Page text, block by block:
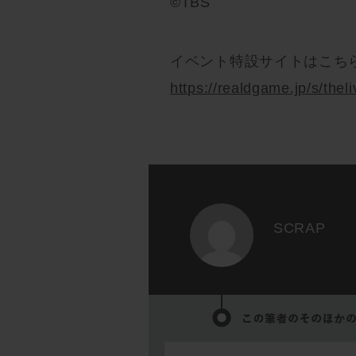
イベント特設サイトはこち
https://realdgame.jp/s/
SCRAP